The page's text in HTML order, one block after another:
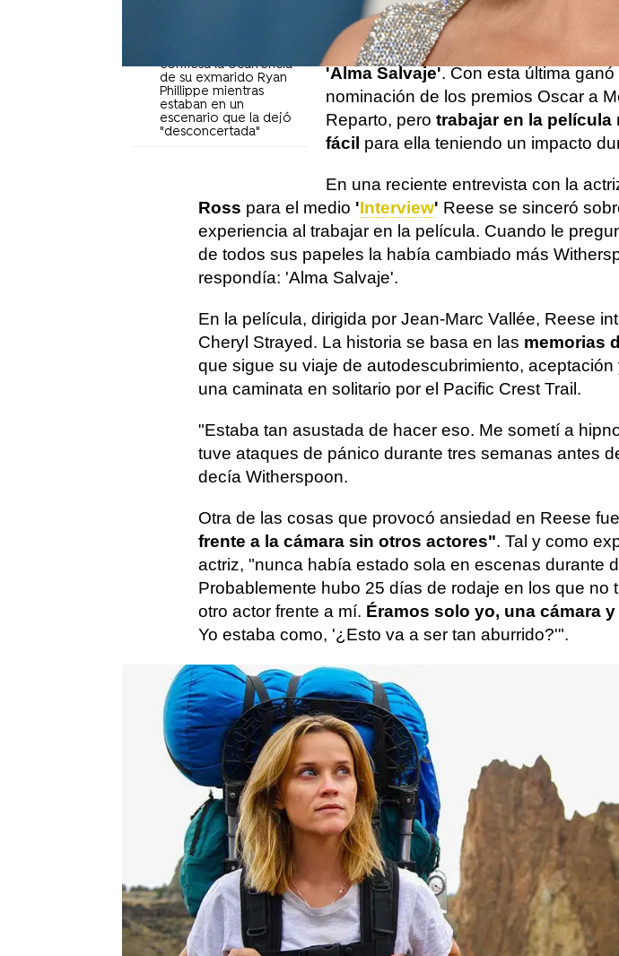
confiesa la ocurrencia
de su exmarido Ryan
Phillippe mientras
estaban en un
escenario que la dejó
"desconcertada"
Pero también ha interpretado
muchas películas como
'Alma Salvaje'. Con esta última ganó
nominación de los premios Oscar a
Reparto, pero trabajar en la película
fácil para ella teniendo un impacto
En una reciente entrevista con la
Ross para el medio 'Interview' Reese se sinceró
experiencia al trabajar en la película. Cuando le
de todos sus papeles la había cambiado más
respondía: 'Alma Salvaje'.
En la película, dirigida por Jean-Marc Vallée, Reese
Cheryl Strayed. La historia se basa en las memorias
que sigue su viaje de autodescubrimiento, aceptación
una caminata en solitario por el Pacific Crest Trail.
"Estaba tan asustada de hacer eso. Me sometí a
tuve ataques de pánico durante tres semanas antes
decía Witherspoon.
Otra de las cosas que provocó ansiedad en Reese fue
frente a la cámara sin otros actores". Tal y como
actriz, "nunca había estado sola en escenas durante
Probablemente hubo 25 días de rodaje en los que no
otro actor frente a mí. Éramos solo yo, una cámara
Yo estaba como, '¿Esto va a ser tan aburrido?'".